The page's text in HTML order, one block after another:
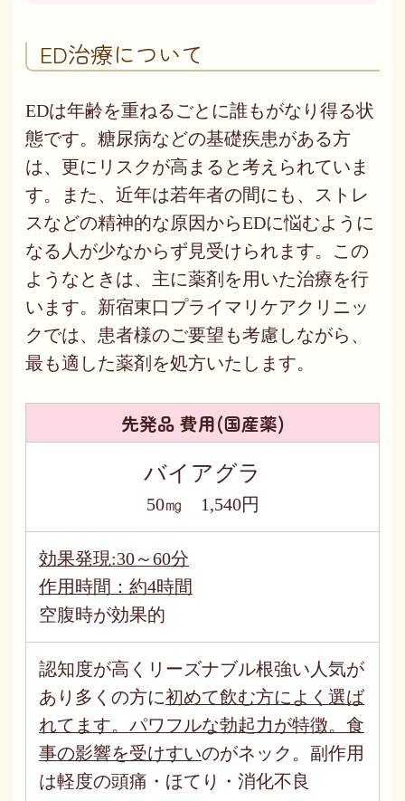
ED治療について
EDは年齢を重ねるごとに誰もがなり得る状
態です。糖尿病などの基礎疾患がある方
は、更にリスクが高まると考えられていま
す。また、近年は若年者の間にも、ストレ
スなどの精神的な原因からEDに悩むように
なる人が少なからず見受けられます。この
ようなときは、主に薬剤を用いた治療を行
います。新宿東口プライマリケアクリニッ
クでは、患者様のご要望も考慮しながら、
最も適した薬剤を処方いたします。
先発品 費用(国産薬)
バイアグラ
50㎎ 1,540円
効果発現:30～60分
作用時間：約4時間
空腹時が効果的
認知度が高くリーズナブル根強い人気が
あり多くの方に初めて飲む方によく選ば
れてます。パワフルな勃起力が特徴。食
事の影響を受けすいのがネック。副作用
は軽度の頭痛・ほてり・消化不良